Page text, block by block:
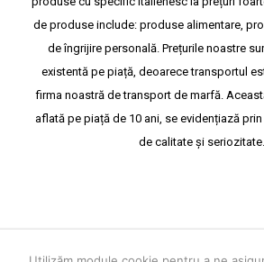
de produse include: produse alimentare,
de îngrijire personală. Prețurile noastre
existentă pe piață, deoarece transportul
firma noastră de transport de marfă.
aflată pe piață de 10 ani, se evidențiază
de calitate și seriozitate.